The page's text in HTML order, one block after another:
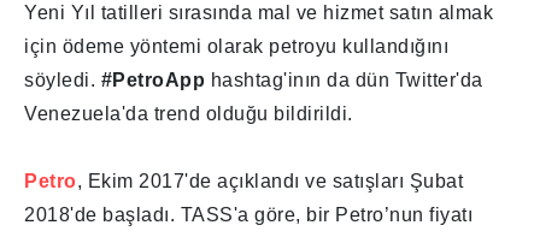
Yeni Yıl tatilleri sırasında mal ve hizmet satın almak
için ödeme yöntemi olarak petroyu kullandığını
söyledi. #PetroApp hashtag'inın da dün Twitter'da
Venezuela'da trend olduğu bildirildi.
Petro, Ekim 2017'de açıklandı ve satışları Şubat
2018'de başladı. TASS'a göre, bir Petro’nun fiyatı